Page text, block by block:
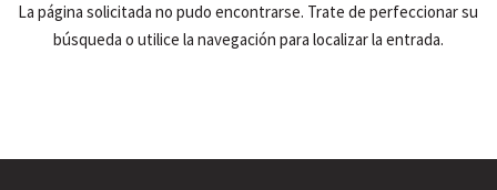
La página solicitada no pudo encontrarse. Trate de perfeccionar su
búsqueda o utilice la navegación para localizar la entrada.